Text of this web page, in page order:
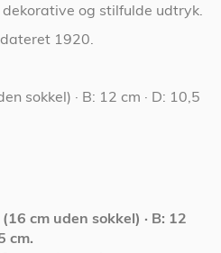
og stilfulde udtryk.
1920.
sokkel) · B: 12 cm · D: 10,5
cm uden sokkel) · B: 12
cm.